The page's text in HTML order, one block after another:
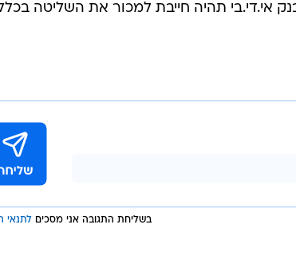
בנק אי.די.בי תהיה חייבת למכור את השליטה
בשליחת התגובה אני מסכים לתנאי